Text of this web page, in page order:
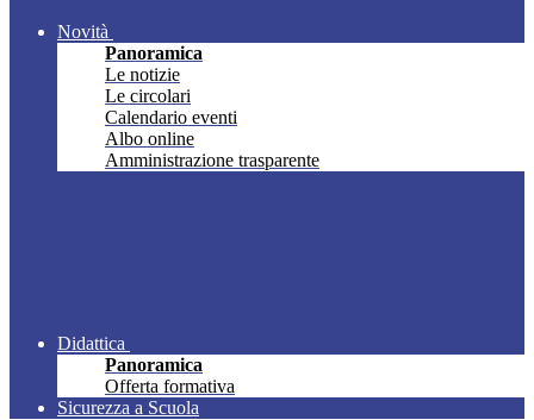
Novità
Panoramica
Le notizie
Le circolari
Calendario eventi
Albo online
Amministrazione trasparente
Didattica
Panoramica
Offerta formativa
Sicurezza a Scuola